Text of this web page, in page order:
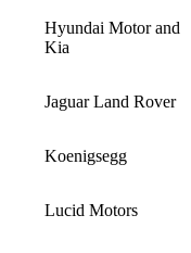
Hyundai Motor and
Kia
Jaguar Land Rover
Koenigsegg
Lucid Motors